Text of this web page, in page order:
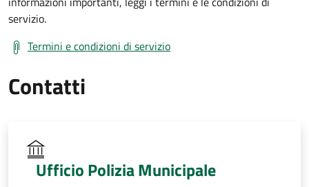
servizio.
Termini e condizioni di servizio
Contatti
Ufficio Polizia Municipale